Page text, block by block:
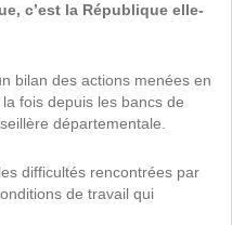
c’est la République elle-
bilan des actions menées en
fois depuis les bancs de
départementale.
difficultés rencontrées par
de travail qui